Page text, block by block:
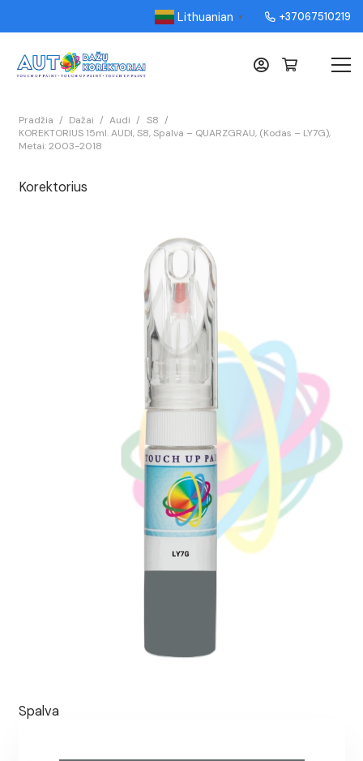
Lithuanian ▼ +37067510219
Pradžia / Dažai / Audi / S8 /
KOREKTORIUS 15ml. AUDI, S8, Spalva – QUARZGRAU, (Kodas – LY7G),
Metai: 2003-2018
Korektorius
Spalva